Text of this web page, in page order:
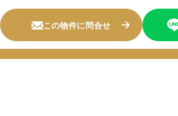
この物件に問合せ